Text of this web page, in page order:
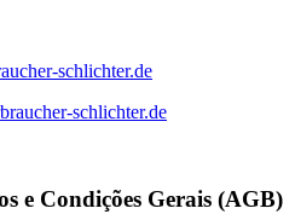
schlichter.de
schlichter.de
e Condições Gerais (AGB)